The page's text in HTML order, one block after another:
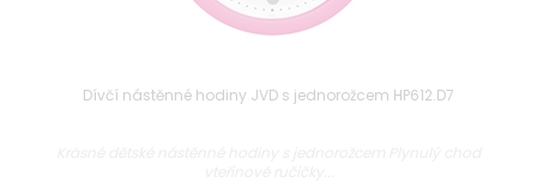
Dívčí nástěnné hodiny JVD s jednorožcem HP612.D7